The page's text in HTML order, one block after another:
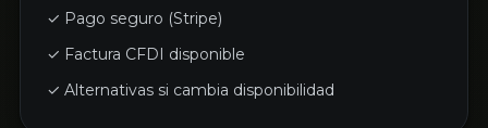
✓ Pago seguro (Stripe)
✓ Factura CFDI disponible
✓ Alternativas si cambia disponibilidad